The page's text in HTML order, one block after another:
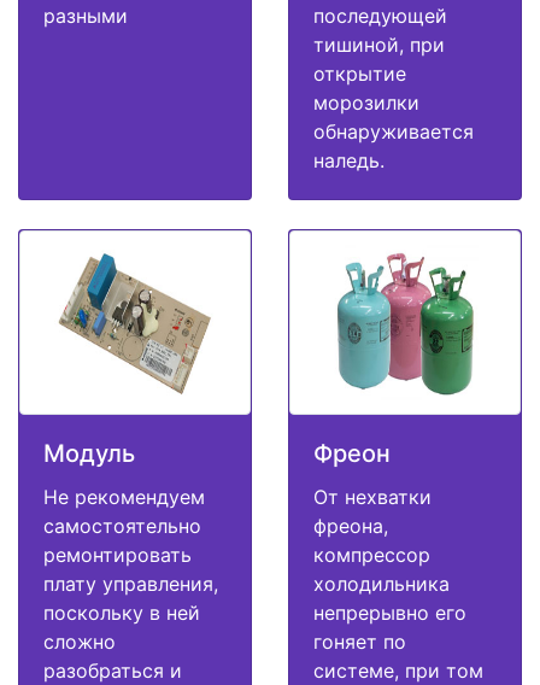
разными
последующей
тишиной, при
открытие
морозилки
обнаруживается
наледь.
Модуль
Не рекомендуем
самостоятельно
ремонтировать
плату управления,
поскольку в ней
сложно
разобраться и
Фреон
От нехватки
фреона,
компрессор
холодильника
непрерывно его
гоняет по
системе, при том